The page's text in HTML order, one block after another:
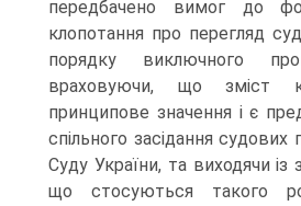
передбачено вимог до
клопотання про перегляд
порядку виключного
враховуючи, що зміст
принципове значення і є
спільного засідання судових
Суду України, та виходячи із
що стосуються такого